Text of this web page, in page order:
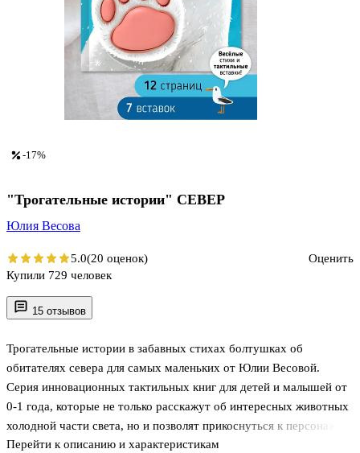
15 отзывов
Трогательные истории в забавных стихах болтушках об
обитателях севера для самых маленьких от Юлии Весовой.
Серия инновационных тактильных книг для детей и малышей от
0-1 года, которые не только расскажут об интересных животных
холодной части света, но и позволят прикоснуться к персонажам.
Какой мех у песца? Какие бивни у моржа? Какие рога у оленя?
Перейти к описанию и характеристикам
-17%
"Трогательные истории" СЕВЕР
Юлия Весова
5.0(20 оценок)
Оценить
Купили 729 человек